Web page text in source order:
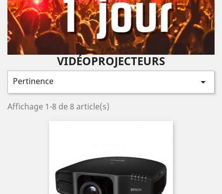
VIDÉOPROJECTEURS
Pertinence 
Affichage 1-8 de 8 article(s)